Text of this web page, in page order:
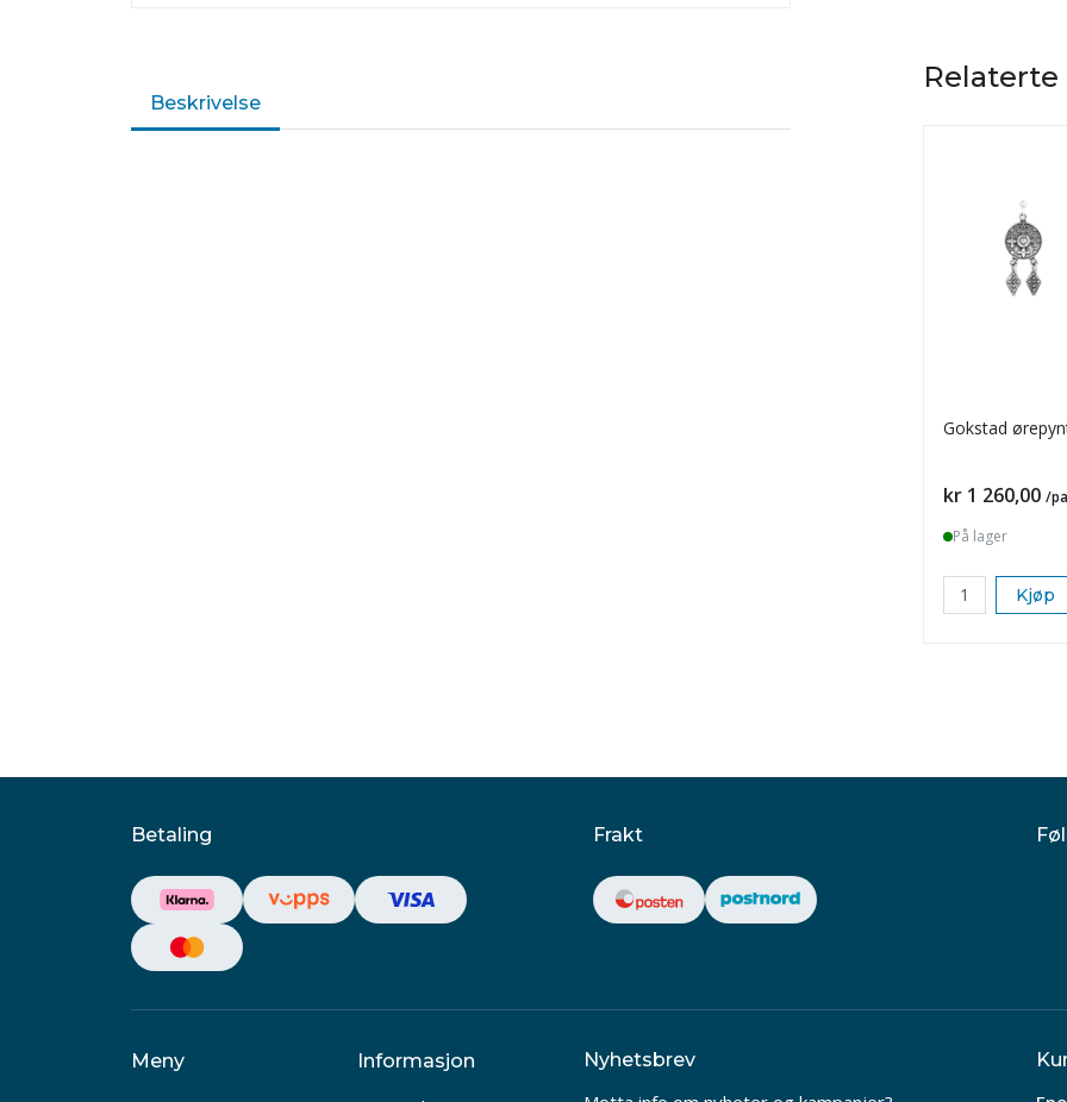
Beskrivelse
Gokstad
Pris
kr 1 260,00 /
På lager
Kjøp
Betaling Frakt
Meny Informasjon Nyhetsbrev